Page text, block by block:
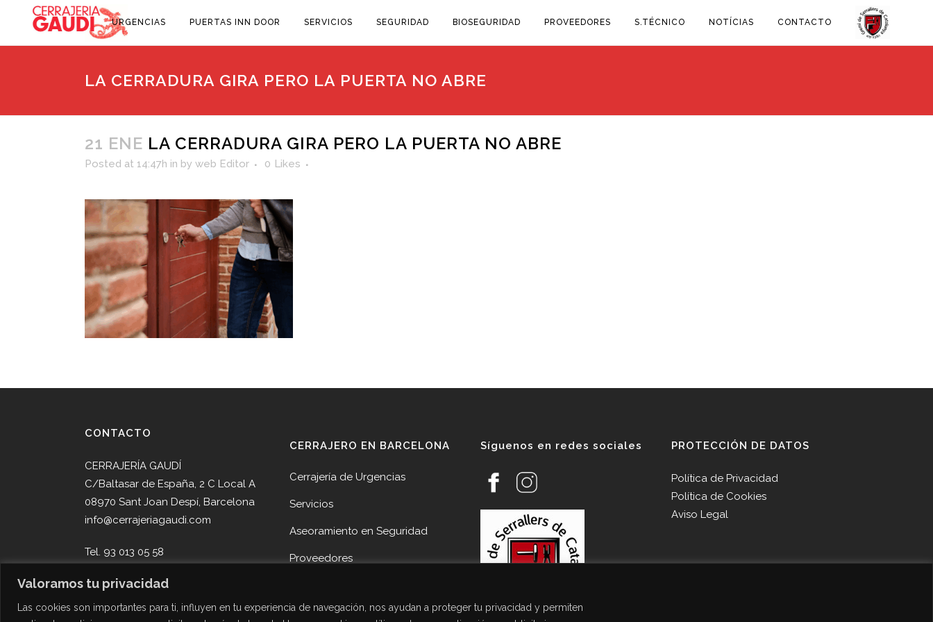
Valoramos tu privacidad
Las cookies son importantes para ti, influyen en tu experiencia de navegación, nos ayudan a proteger tu privacidad y permiten
URGENCIAS PUERTAS INN DOOR SERVICIOS SEGURIDAD BIOSEGURIDAD PROVEEDORES S.TÉCNICO NOTÍCIAS CONTACTO
LA CERRADURA GIRA PERO LA PUERTA NO ABRE
21 ENE LA CERRADURA GIRA PERO LA PUERTA NO ABRE
Posted at 14:47h in by web Editor 0 Likes
CONTACTO
CERRAJERÍA GAUDÍ
C/Baltasar de España, 2 C Local A
08970 Sant Joan Despí, Barcelona
info@cerrajeriagaudi.com
Tel. 93 013 05 58
CERRAJERO EN BARCELONA
Cerrajería de Urgencias
Servicios
Aseoramiento en Seguridad
Proveedores
Contacto Cerrajería Sant Joan
Síguenos en redes sociales PROTECCIÓN DE DATOS
Política de Privacidad
Política de Cookies
Aviso Legal